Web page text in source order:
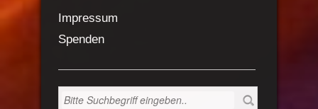
Impressum
Spenden